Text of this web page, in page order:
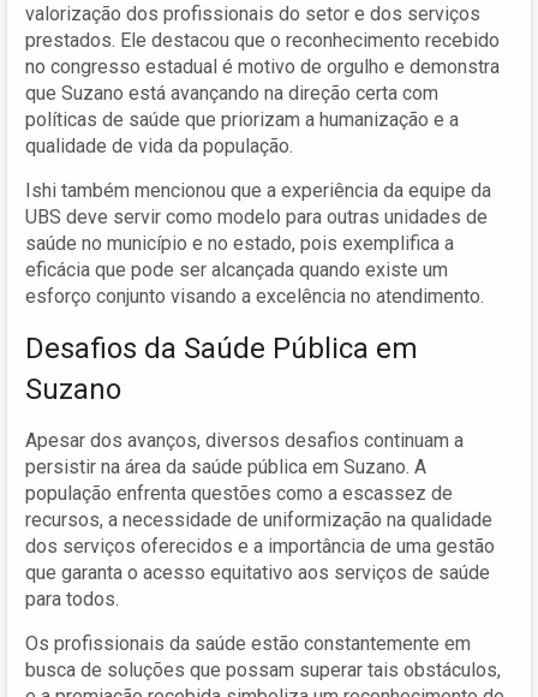
valorização dos profissionais do setor e dos serviços
prestados. Ele destacou que o reconhecimento recebido
no congresso estadual é motivo de orgulho e demonstra
que Suzano está avançando na direção certa com
políticas de saúde que priorizam a humanização e a
qualidade de vida da população.
Ishi também mencionou que a experiência da equipe da
UBS deve servir como modelo para outras unidades de
saúde no município e no estado, pois exemplifica a
eficácia que pode ser alcançada quando existe um
esforço conjunto visando a excelência no atendimento.
Desafios da Saúde Pública em
Suzano
Apesar dos avanços, diversos desafios continuam a
persistir na área da saúde pública em Suzano. A
população enfrenta questões como a escassez de
recursos, a necessidade de uniformização na qualidade
dos serviços oferecidos e a importância de uma gestão
que garanta o acesso equitativo aos serviços de saúde
para todos.
Os profissionais da saúde estão constantemente em
busca de soluções que possam superar tais obstáculos,